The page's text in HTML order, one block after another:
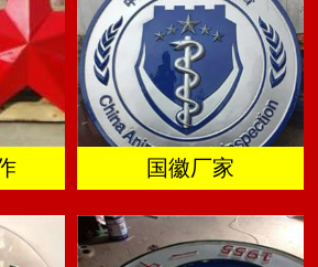
国徽厂家